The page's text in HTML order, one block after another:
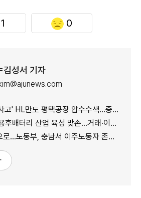
1 0
김성서 기자
만도 평택공장 압수수색…중처법 위반 등 수사
리 산업 육성 맞손…거래·이력 플랫폼 조성
노동부, 충남서 이주노동자 존중 캠페인